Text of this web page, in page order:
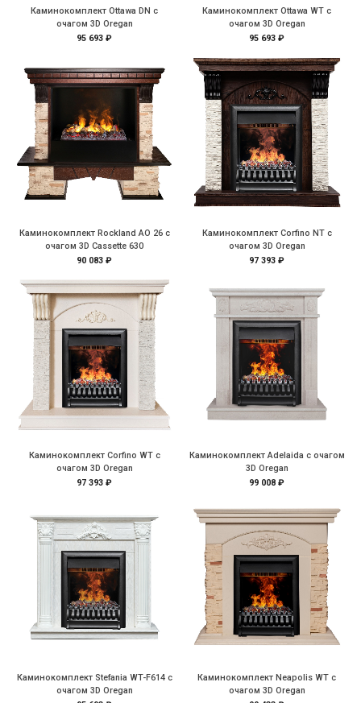
Каминокомплект Ottawa DN с
очагом 3D Oregan
95 693 ₽
Каминокомплект Ottawa WT с
очагом 3D Oregan
95 693 ₽
Каминокомплект Rockland AO 26 с
очагом 3D Cassette 630
90 083 ₽
Каминокомплект Corfino NT с
очагом 3D Oregan
97 393 ₽
Каминокомплект Corfino WT с
очагом 3D Oregan
97 393 ₽
Каминокомплект Adelaida с очагом
3D Oregan
99 008 ₽
Каминокомплект Stefania WT-F614 с
очагом 3D Oregan
Каминокомплект Neapolis WT с
очагом 3D Oregan